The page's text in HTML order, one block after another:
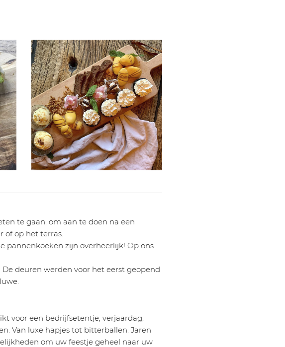
te gaan, om aan te doen na een
of op het terras.
pannenkoeken zijn overheerlijk! Op ons
deuren werden voor het eerst geopend
voor een bedrijfsetentje, verjaardag,
Van luxe hapjes tot bitterballen. Jaren
om uw feestje geheel naar uw